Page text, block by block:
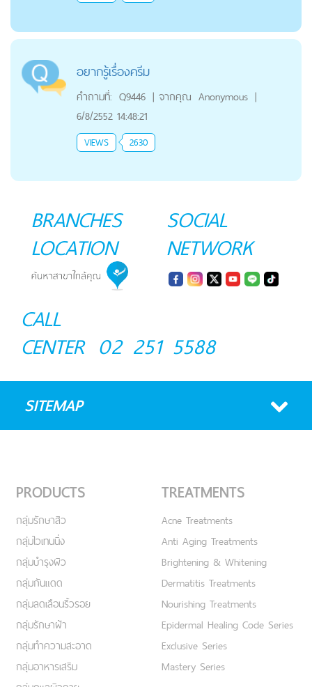
อยากรู้เรื่องครีม
คำถามที่: Q9446 | จากคุณ Anonymous |
6/8/2552 14:48:21
VIEWS 2630
BRANCHES
LOCATION
SOCIAL
NETWORK
CALL
CENTER 02 251 5588
SITEMAP
PRODUCTS
กลุ่มรักษาสิว
กลุ่มไวเทนนิ่ง
กลุ่มบำรุงผิว
กลุ่มกันแดด
กลุ่มลดเลือนริ้วรอย
กลุ่มรักษาฝ้า
กลุ่มทำความสะอาด
กลุ่มอาหารเสริม
TREATMENTS
Acne Treatments
Anti Aging Treatments
Brightening & Whitening
Dermatitis Treatments
Nourishing Treatments
Epidermal Healing Code Series
Exclusive Series
Mastery Series